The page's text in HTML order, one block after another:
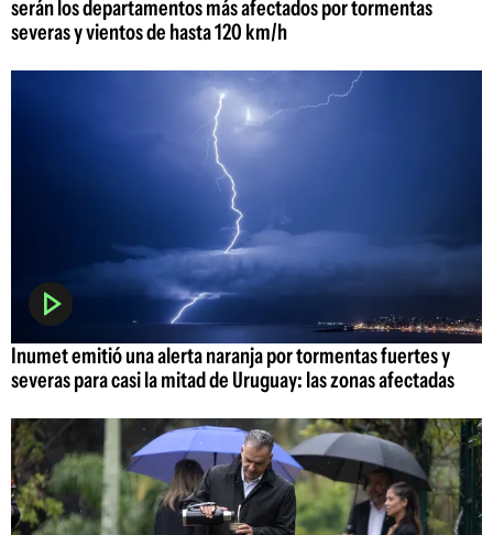
serán los departamentos más afectados por tormentas
severas y vientos de hasta 120 km/h
Inumet emitió una alerta naranja por tormentas fuertes y
severas para casi la mitad de Uruguay: las zonas afectadas